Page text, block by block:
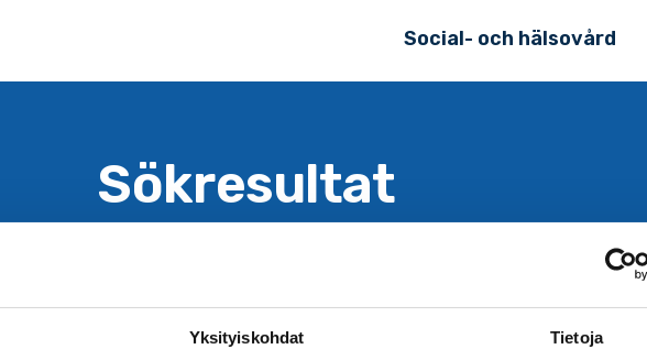
Yksityiskohdat Tietoja
Social- och hälsovård
Sökresultat
Din sökning gav inget resultat.